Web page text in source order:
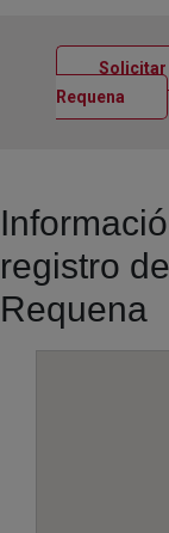
Solicitar
Requena
registro
Requena